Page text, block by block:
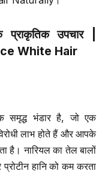
उपचार
White Hair
भंडार है, जो एक
लाभ होते हैं और आपके
है। नारियल का तेल बालों
हानि को कम करता